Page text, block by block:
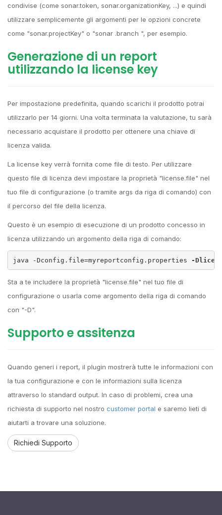
condivise (come sonar.token, sonar.organizationKey, ...) e quindi
utilizzare semplicemente gli argomenti per le opzioni concrete
come "sonar.projectKey" o "sonar .branch ", per esempio.
Generazione di un report
utilizzando la license key
Per impostazione predefinita, quando scarichi il prodotto potrai
utilizzarlo per 14 giorni. Una volta terminata la valutazione, tu sarà
necessario acquistare il prodotto per ottenere una chiave di
licenza valida.
La license key verrà fornita come file di testo. Per utilizzare
questo file di licenza devi impostare la proprietà "license.file" nel
tuo file di configurazione (o tramite args da riga di comando) con
il percorso del file della licenza.
Questo è un esempio di esecuzione di un prodotto concesso in
licenza utilizzando un argomento della riga di comando:
java -Dconfig.file=myreportconfig.properties -
Sta a te includere la proprietà "license.file" nel tuo file di
configurazione o usarla come argomento della riga di comando
con "-D".
Supporto e assitenza
Quando generi i report, il plugin mostrerà tutte le informazioni con
la tua configurazione e con le informazioni sulla licenza
attraverso lo standard output. In caso di problemi, crea una
richiesta di supporto nel nostro customer portal e saremo lieti di
aiutarti a trovare una soluzione.
Richiedi Supporto